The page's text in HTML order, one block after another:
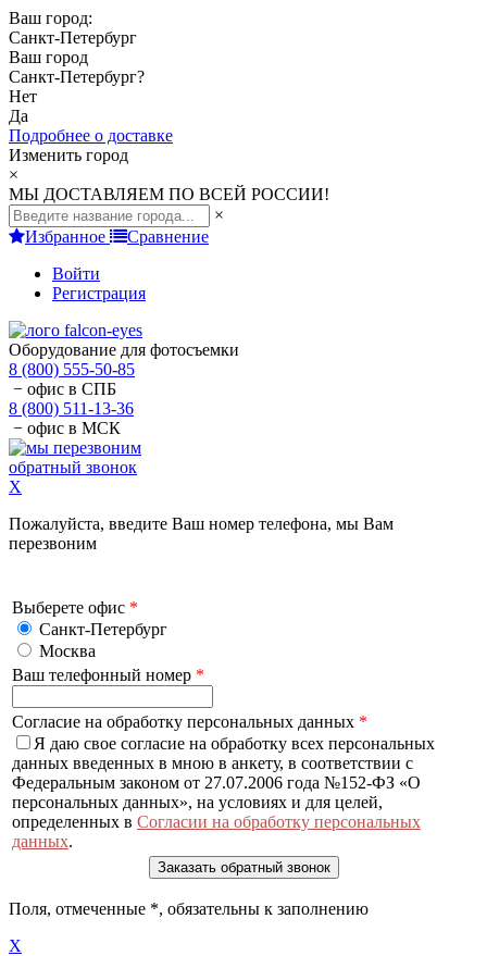
Ваш город:
Санкт-Петербург
Ваш город
Санкт-Петербург?
Нет
Да
Подробнее о доставке
Изменить город
×
МЫ ДОСТАВЛЯЕМ ПО ВСЕЙ РОССИИ!
×
Избранное
Сравнение
Войти
Регистрация
Оборудование для фотосъемки
8 (800) 555-50-85
− офис в СПБ
8 (800) 511-13-36
− офис в МСК
обратный звонок
X
Пожалуйста, введите Ваш номер телефона, мы Вам
перезвоним
Выберете офис *
Санкт-Петербург
Москва
Ваш телефонный номер *
Согласие на обработку персональных данных *
Я даю свое согласие на обработку всех персональных
данных введенных в мною в анкету, в соответствии с
Федеральным законом от 27.07.2006 года №152-ФЗ «О
персональных данных», на условиях и для целей,
определенных в Согласии на обработку персональных
данных.
Поля, отмеченные *, обязательны к заполнению
X